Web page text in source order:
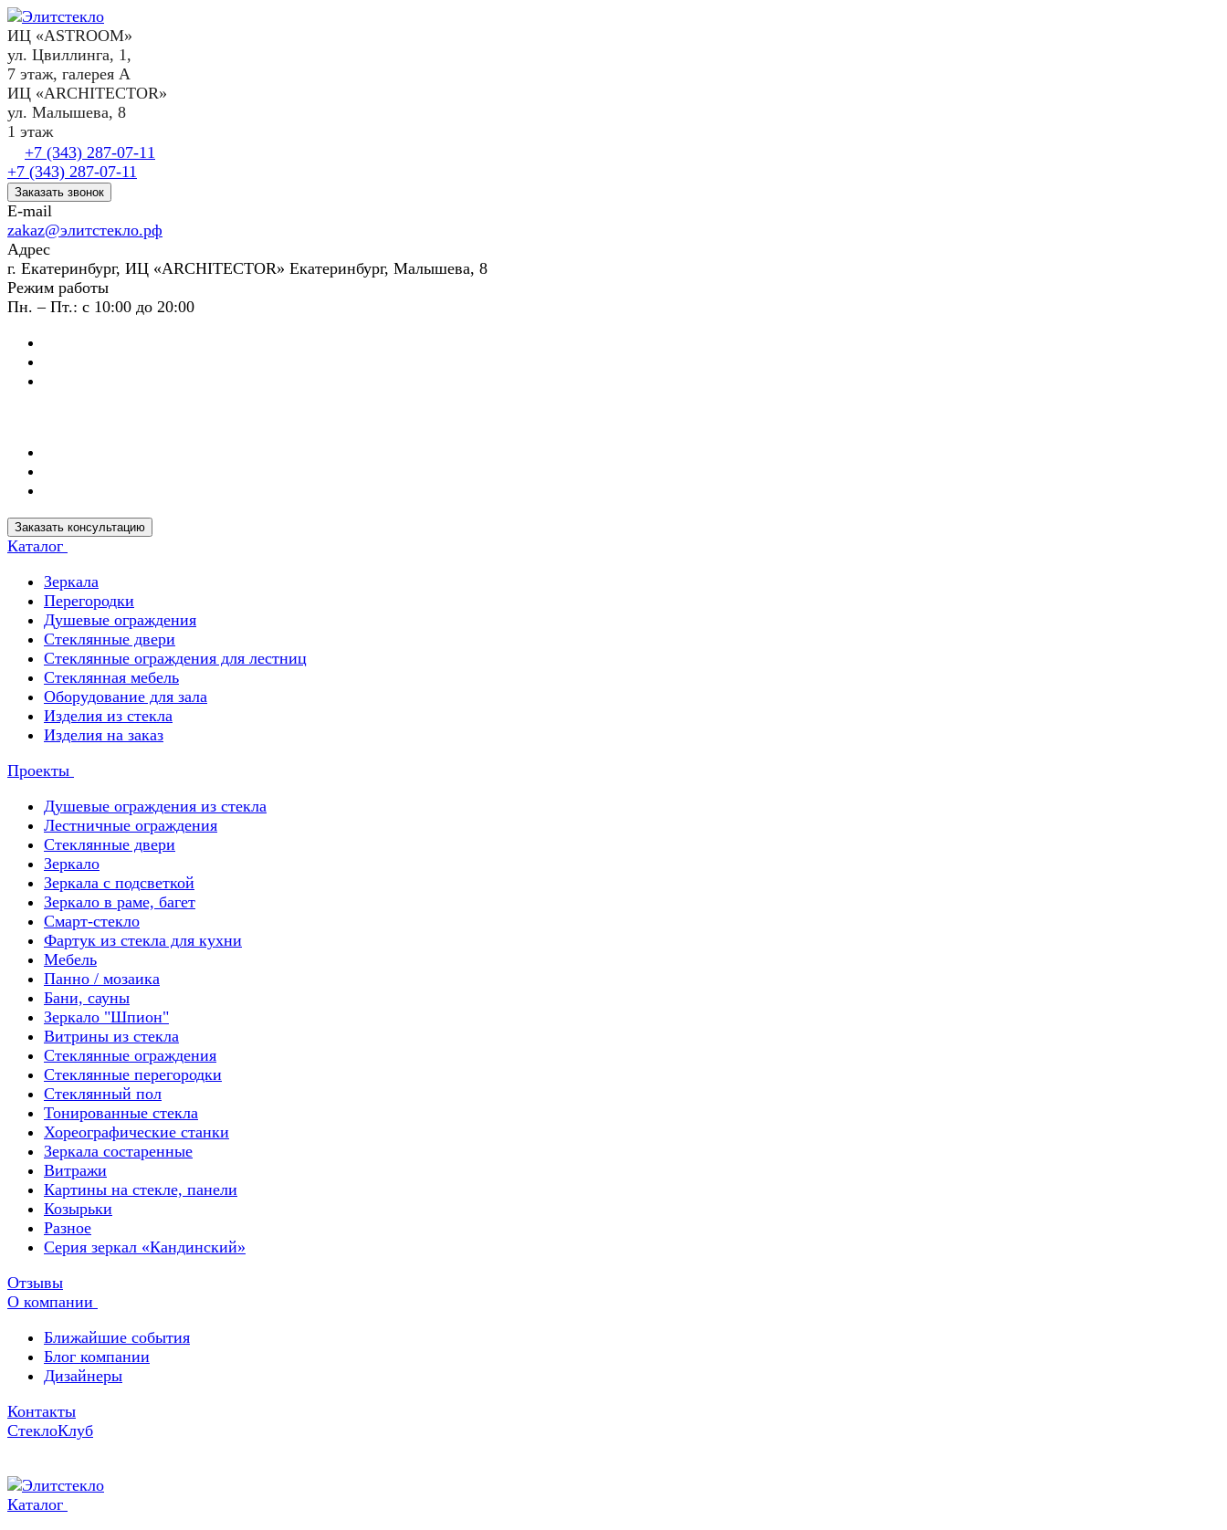
ИЦ «ASTROOM»
ул. Цвиллинга, 1,
7 этаж, галерея А
ИЦ «ARCHITECTOR»
ул. Малышева, 8
1 этаж
+7 (343) 287-07-11
+7 (343) 287-07-11
Заказать звонок
E-mail
zakaz@элитстекло.рф
Адрес
г. Екатеринбург, ИЦ «ARCHITECTOR» Екатеринбург, Малышева, 8
Режим работы
Пн. – Пт.: с 10:00 до 20:00
Заказать консультацию
Каталог
Зеркала
Перегородки
Душевые ограждения
Стеклянные двери
Стеклянные ограждения для лестниц
Стеклянная мебель
Оборудование для зала
Изделия из стекла
Изделия на заказ
Проекты
Душевые ограждения из стекла
Лестничные ограждения
Стеклянные двери
Зеркало
Зеркала с подсветкой
Зеркало в раме, багет
Смарт-стекло
Фартук из стекла для кухни
Мебель
Панно / мозаика
Бани, сауны
Зеркало "Шпион"
Витрины из стекла
Стеклянные ограждения
Стеклянные перегородки
Стеклянный пол
Тонированные стекла
Хореографические станки
Зеркала состаренные
Витражи
Картины на стекле, панели
Козырьки
Разное
Серия зеркал «Кандинский»
Отзывы
О компании
Ближайшие события
Блог компании
Дизайнеры
Контакты
СтеклоКлуб
Каталог